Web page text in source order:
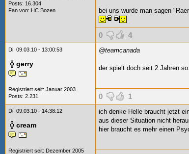
Posts: 16.304
Fan von: HC Bozen bei uns wurde man sagen
0 4
Di. 09.03.10 - 13:00:53
gerry
Registriert seit: Januar 2003
Posts: 2.231
@teamcanada
der spielt doch seit 2 Jahren
0 1
Di. 09.03.10 - 14:38:12
cream
Registriert seit: Dezember 2005
ich denke Helle braucht jetzt
aus dieser Situation nicht
hier braucht es mehr einen